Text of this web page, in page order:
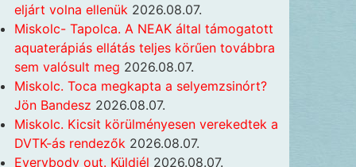
eljárt volna ellenük 2026.08.07.
Miskolc- Tapolca. A NEAK által támogatott
aquaterápiás ellátás teljes körűen továbbra
sem valósult meg 2026.08.07.
Miskolc. Toca megkapta a selyemzsinórt?
Jön Bandesz 2026.08.07.
Miskolc. Kicsit körülményesen verekedtek a
DVTK-ás rendezők 2026.08.07.
Everybody out. Küldjél 2026.08.07.